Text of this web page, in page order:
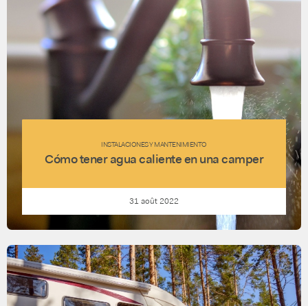
INSTALACIONES Y MANTENIMIENTO
Cómo tener agua caliente en una camper
31 août 2022